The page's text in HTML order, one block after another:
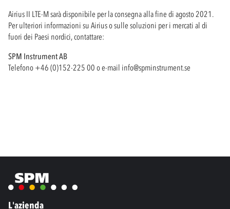
Airius II LTE-M sarà disponibile per la consegna alla fine di agosto 2021.
Per ulteriori informazioni su Airius o sulle soluzioni per i mercati al di
fuori dei Paesi nordici, contattare:
SPM Instrument AB
Telefono +46 (0)152-225 00 o e-mail info@spminstrument.se
L'azienda